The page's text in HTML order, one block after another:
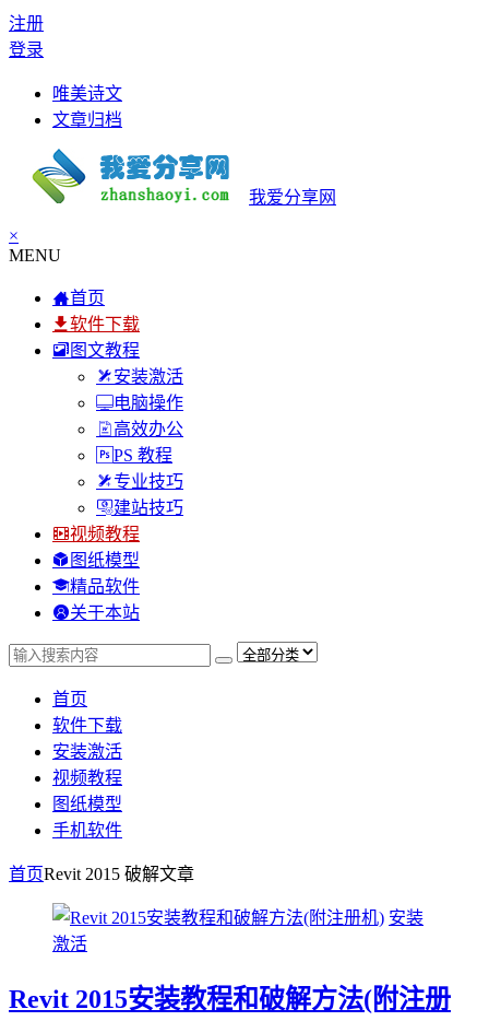
注册
登录
唯美诗文
文章归档
我爱分享网
×
MENU
首页
软件下载
图文教程
安装激活
电脑操作
高效办公
PS 教程
专业技巧
建站技巧
视频教程
图纸模型
精品软件
关于本站
首页
软件下载
安装激活
视频教程
图纸模型
手机软件
首页Revit 2015 破解文章
安装
激活
Revit 2015安装教程和破解方法(附注册